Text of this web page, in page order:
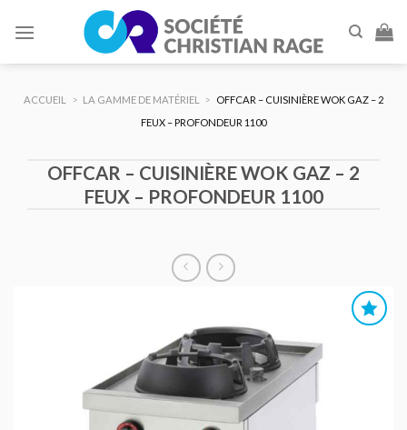
ACCUEIL > LA GAMME DE MATÉRIEL >
OFFCAR – CUISINIÈRE WOK GAZ – 2
FEUX – PROFONDEUR 1100
OFFCAR – CUISINIÈRE WOK GAZ – 2
FEUX – PROFONDEUR 1100
AJOUTER
AU DEVIS